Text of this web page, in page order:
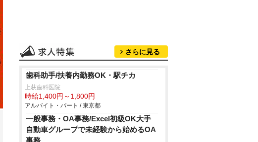
さらに見る
歯科助手/扶養内勤務OK・駅チカ
上荻歯科医院
時給1,400円～1,800円
アルバイト・パート / 東京都
一般事務・OA事務/Excel初級OK大手
自動車グループで未経験から始めるOA
事務